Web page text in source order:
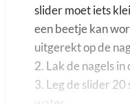
slider moet iets
een beetje kan
uitgerekt op de
2. Lak de nagels
3. Leg de slider